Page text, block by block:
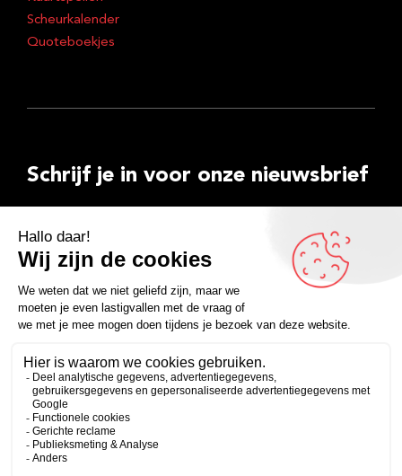
Scheurkalender
Quoteboekjes
Schrijf je in voor onze nieuwsbrief
mailadres
Inschrijven
FacebookInstagramLinkedInYouTubeSpotify
Copyright 2026